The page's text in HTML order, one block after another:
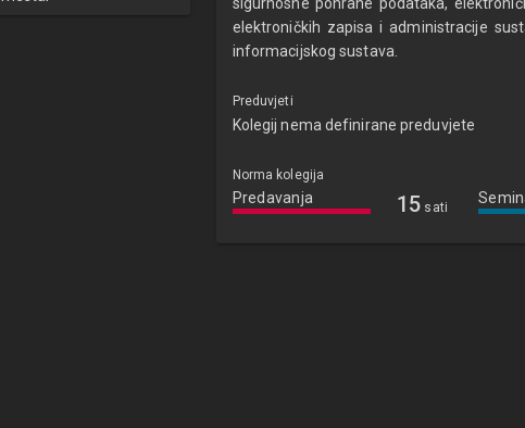
elektroničkih zapisa i administracije
informacijskog sustava.
Preduvjeti
Kolegij nema definirane preduvjete
Norma kolegija
Predavanja 15 sati